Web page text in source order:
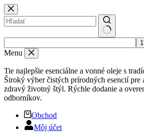
Skip
to
content
results
Menu
Tie najlepšie esenciálne a vonné oleje s
Široký výber čistých prírodných esencií pre
zdravý životný štýl. Rýchle dodanie a
odborníkov.
Obchod
Môj účet